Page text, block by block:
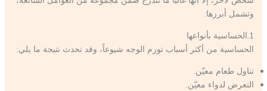
وتشمل أبرزها:
1.الحساسية بأنواعها
الحساسية من أكثر أسباب تورم الوجه شيوعاً، وقد تحدث نتيجة ما يلي:
تناول طعام معيّن.
التعرض لدواء معيّن.